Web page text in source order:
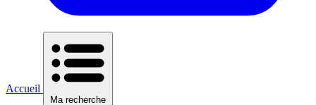
Accueil
Ma recherche